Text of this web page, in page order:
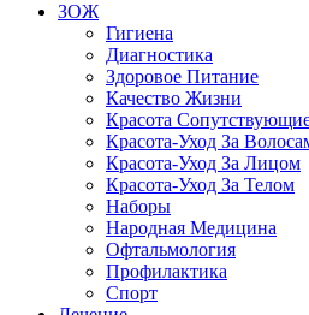
ЗОЖ
Гигиена
Диагностика
Здоровое Питание
Качество Жизни
Красота
Красота-Уход За
Красота-Уход За Лицом
Красота-Уход За Телом
Наборы
Народная Медицина
Офтальмология
Профилактика
Спорт